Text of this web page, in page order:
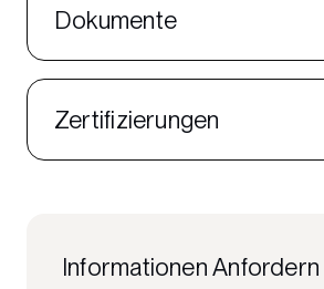
Dokumente
Zertifizierungen
Informationen Anfordern